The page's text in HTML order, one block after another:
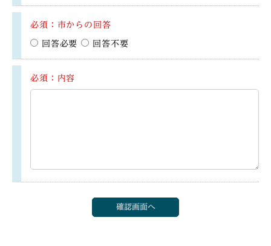
必須：市からの回答
回答必要 回答不要
必須：内容